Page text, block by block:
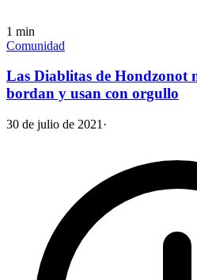
1 min
Comunidad
Las Diablitas de Hondzonot
bordan y usan con orgullo
30 de julio de 2021 ·